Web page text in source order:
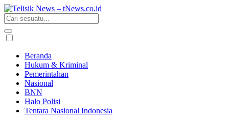
Beranda
Hukum & Kriminal
Pemerintahan
Nasional
BNN
Halo Polisi
Tentara Nasional Indonesia